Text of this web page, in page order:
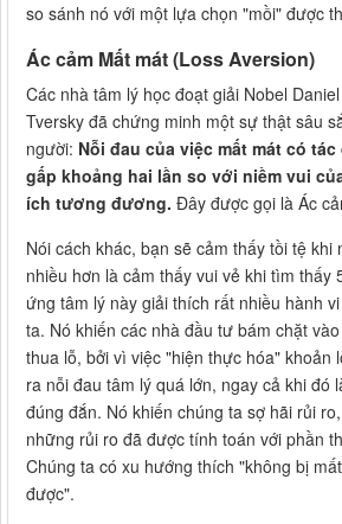
so sánh nó với một lựa chọn "mồi" được
Ác cảm Mất mát (Loss Aversion)
Các nhà tâm lý học đoạt giải Nobel
Tversky đã chứng minh một sự thật sâu
người: Nỗi đau của việc mất mát có
gấp khoảng hai lần so với niềm vui
ích tương đương. Đây được gọi là Ác
Nói cách khác, bạn sẽ cảm thấy tồi tệ khi
nhiều hơn là cảm thấy vui vẻ khi tìm thấy
ứng tâm lý này giải thích rất nhiều hành
ta. Nó khiến các nhà đầu tư bám chặt
thua lỗ, bởi vì việc "hiện thực hóa" khoản
ra nỗi đau tâm lý quá lớn, ngay cả khi đó
đúng đắn. Nó khiến chúng ta sợ hãi rủi
những rủi ro đã được tính toán với phần
Chúng ta có xu hướng thích "không bị
được".